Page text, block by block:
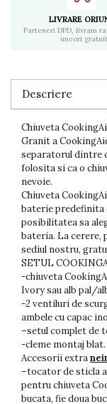
LIVRARE
Parteneri DPD, livram
uneori
Descriere
Chiuveta
Granit a
separatorul dintre
folosita si ca o
nevoie.
Chiuveta
baterie predefinita
posibilitatea sa
bateria. La cerere,
sediul nostru,
SETUL
-chiuveta
Ivory sau alb pal/
-2 ventiluri de
ambele cu capac
–setul complet de
-cleme montaj blat.
Accesorii extra
–tocator de sticla
pentru chiuveta
bucata, fie doua